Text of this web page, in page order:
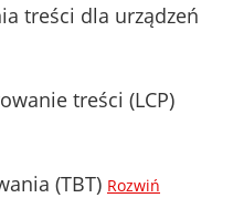
treści dla urządzeń
treści (LCP)
(TBT) Rozwiń